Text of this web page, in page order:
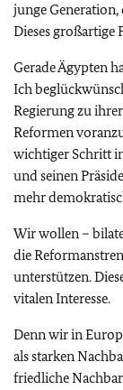
junge
Dieses großartige
Gerade Ägypten
Ich
Regierung zu
Reformen
wichtiger Schritt
und seinen
mehr
Wir wollen –
die
unterstützen.
vitalen Interesse.
Denn wir in
als starken
friedliche